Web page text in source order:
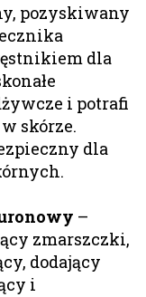
pozyskiwany
dla
i potrafi
skórze.
dla
–
zmarszczki,
dodający
i